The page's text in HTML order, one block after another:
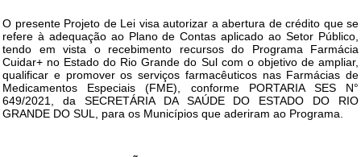
O presente Projeto de Lei visa autorizar a abertura de crédito que se
refere à adequação ao Plano de Contas aplicado ao Setor Público,
tendo em vista o recebimento recursos do Programa Farmácia
Cuidar+ no Estado do Rio Grande do Sul com o objetivo de ampliar,
qualificar e promover os serviços farmacêuticos nas Farmácias de
Medicamentos Especiais (FME), conforme PORTARIA SES N°
649/2021, da SECRETÁRIA DA SAÚDE DO ESTADO DO RIO
GRANDE DO SUL, para os Municípios que aderiram ao Programa.